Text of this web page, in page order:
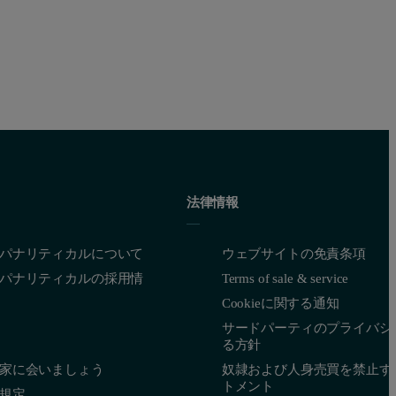
ナリティカルについて
ナリティカルの採用情
に会いましょう
法律情報
ウェブサイトの免責条項
Terms of sale & service
Cookieに関する通知
サードパーティのプライバシ
る方針
奴隷および人身売買を禁止す
トメント